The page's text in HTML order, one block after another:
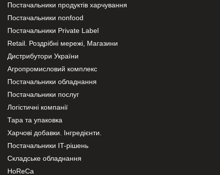
Постачальники продуктів харчування
Постачальники nonfood
Постачальники Private Label
Retail. Роздрібні мережі, Магазини
Дистрибутори України
Агропромисловий комплекс
Постачальники обладнання
Постачальники послуг
Логістичні компанії
Тара та упаковка
Харчові добавки. Інгредієнти.
Постачальники IT-рішень
Складське обладнання
HoReCa